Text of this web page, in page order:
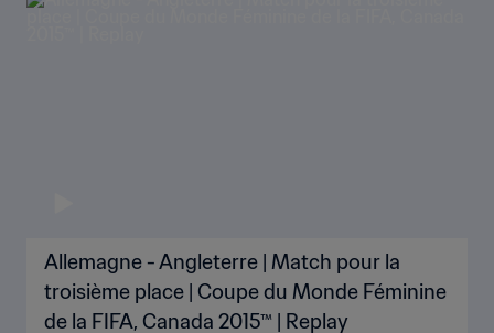
Allemagne - Angleterre | Match pour la
troisième place | Coupe du Monde Féminine
de la FIFA, Canada 2015™ | Replay